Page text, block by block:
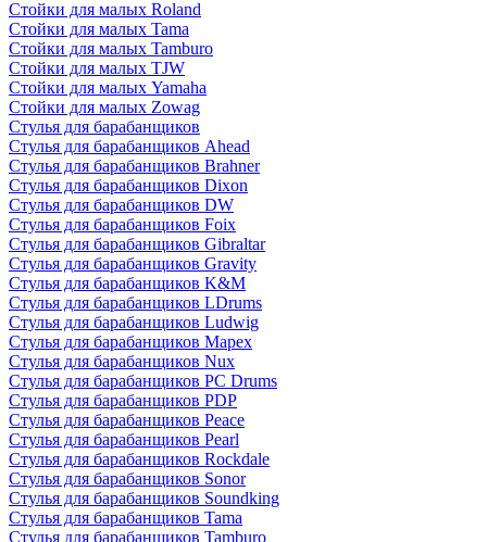
Стойки для малых Roland
Стойки для малых Tama
Стойки для малых Tamburo
Стойки для малых TJW
Стойки для малых Yamaha
Стойки для малых Zowag
Стулья для барабанщиков
Стулья для барабанщиков Ahead
Стулья для барабанщиков Brahner
Стулья для барабанщиков Dixon
Стулья для барабанщиков DW
Стулья для барабанщиков Foix
Стулья для барабанщиков Gibraltar
Стулья для барабанщиков Gravity
Стулья для барабанщиков K&M
Стулья для барабанщиков LDrums
Стулья для барабанщиков Ludwig
Стулья для барабанщиков Mapex
Стулья для барабанщиков Nux
Стулья для барабанщиков PC Drums
Стулья для барабанщиков PDP
Стулья для барабанщиков Peace
Стулья для барабанщиков Pearl
Стулья для барабанщиков Rockdale
Стулья для барабанщиков Sonor
Стулья для барабанщиков Soundking
Стулья для барабанщиков Tama
Стулья для барабанщиков Tamburo